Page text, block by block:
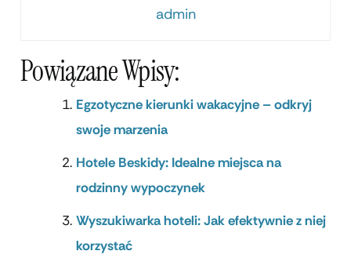
admin
Powiązane Wpisy:
Egzotyczne kierunki wakacyjne – odkryj
swoje marzenia
Hotele Beskidy: Idealne miejsca na
rodzinny wypoczynek
Wyszukiwarka hoteli: Jak efektywnie z niej
korzystać